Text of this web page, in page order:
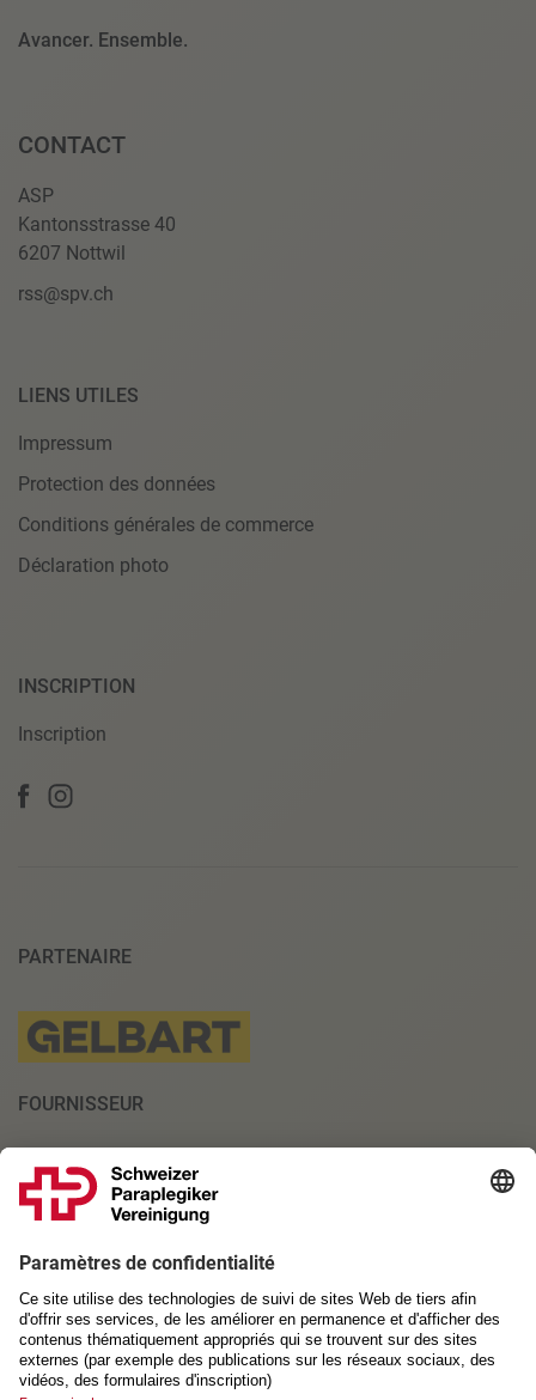
Avancer. Ensemble.
CONTACT
ASP
Kantonsstrasse 40
6207 Nottwil
rss@spv.ch
LIENS UTILES
Impressum
Protection des données
Conditions générales de commerce
Déclaration photo
INSCRIPTION
Inscription
PARTENAIRE
FOURNISSEUR
PARTENAIRES INSTITUTIONNELS